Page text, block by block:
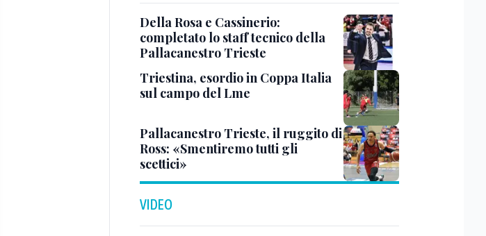
Della Rosa e Cassinerio:
completato lo staff tecnico della
Pallacanestro Trieste
Triestina, esordio in Coppa Italia
sul campo del Lme
Pallacanestro Trieste, il ruggito di
Ross: «Smentiremo tutti gli
scettici»
VIDEO